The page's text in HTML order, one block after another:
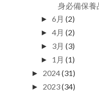
身必備保養
►6月 (2)
►4月 (2)
► 3月 (3)
► 1月 (1)
► 2024(31)
► 2023(34)